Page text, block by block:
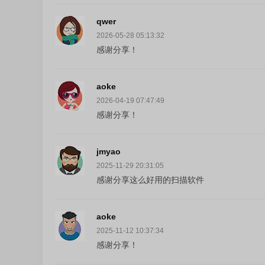
qwer
2026-05-28 05:13:32
感谢分享！
aoke
2026-04-19 07:47:49
感谢分享！
jmyao
2025-11-29 20:31:05
感谢分享这么好用的扫描软件
aoke
2025-11-12 10:37:34
感谢分享！